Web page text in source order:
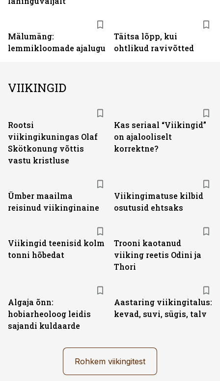
Mälumäng:
lemmikloomade ajalugu
Täitsa lõpp, kui
ohtlikud ravivõtted
VIIKINGID
Rootsi
viikingikuningas Olaf
Skötkonung võttis
vastu kristluse
Kas seriaal “Viikingid”
on ajalooliselt
korrektne?
Ümber maailma
reisinud viikinginaine
Viikingimatuse kilbid
osutusid ehtsaks
Viikingid teenisid kolm
tonni hõbedat
Trooni kaotanud
viiking reetis Odini ja
Thori
Algaja õnn:
hobiarheoloog leidis
sajandi kuldaarde
Aastaring viikingitalus:
kevad, suvi, sügis, talv
Rohkem viikingitest